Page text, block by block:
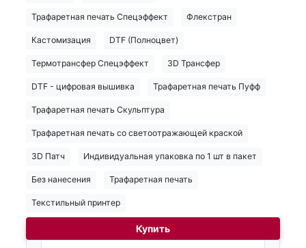
Трафаретная печать Спецэффект Флекстран
Кастомизация DTF (Полноцвет)
Термотрансфер Спецэффект 3D Трансфер
DTF - цифровая вышивка Трафаретная печать Пуфф
Трафаретная печать Скульптура
Трафаретная печать со светоотражающей краской
3D Патч Индивидуальная упаковка по 1 шт в пакет
Без нанесения Трафаретная печать
Текстильный принтер
Купить